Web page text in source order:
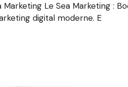
Marketing Le Sea Marketing :
digital moderne. E